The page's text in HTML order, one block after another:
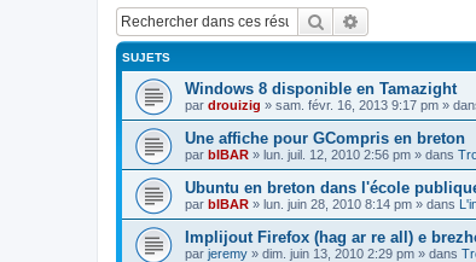
Rechercher
SUJETS
Windows 8 disponible en Tamazight
par drouizig » sam. févr. 16, 2013 9:17 pm »
Une affiche pour GCompris en breton
par bIBAR » lun. juil. 12, 2010 2:56 pm » dans
Ubuntu en breton dans l'école
par bIBAR » lun. juin 28, 2010 8:14 pm » dans
Implijout Firefox (hag ar re all) e
par jeremy » dim. juin 13, 2010 2:29 pm » dans